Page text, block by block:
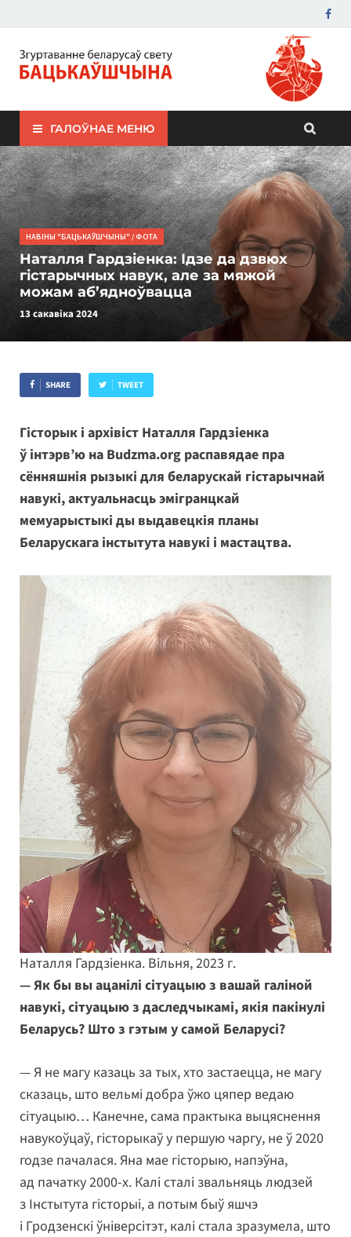
ЗБС "Бацькаўшчына"
ГАЛОЎНАЕ МЕНЮ
НАВІНЫ "БАЦЬКАЎШЧЫНЫ" /ФОТА
Наталля Гардзіенка: Ідзе да дзвюх
гістарычных навук, але за мяжой
можам аб’ядноўвацца
13 сакавіка 2024
SHARE TWEET
Гісторык і архівіст Наталля Гардзіенка
ў інтэрв’ю на Budzma.org распавядае пра
сённяшнія рызыкі для беларускай гістарычнай
навукі, актуальнасць эмігранцкай
мемуарыстыкі ды выдавецкія планы
Беларускага інстытута навукі і мастацтва.
Наталля Гардзіенка. Вільня, 2023 г.
— Як бы вы ацанілі сітуацыю з вашай галіной
навукі, сітуацыю з даследчыкамі, якія пакінулі
Беларусь? Што з гэтым у самой Беларусі?
— Я не магу казаць за тых, хто застаецца, не магу
сказаць, што вельмі добра ўжо цяпер ведаю
сітуацыю… Канечне, сама практыка выцяснення
навукоўцаў, гісторыкаў у першую чаргу, не ў 2020
годзе пачалася. Яна мае гісторыю, напэўна,
ад пачатку 2000-х. Калі сталі звальняць людзей
з Інстытута гісторыі, а потым быў яшчэ
і Гродзенскі ўніверсітэт, калі стала зразумела, што